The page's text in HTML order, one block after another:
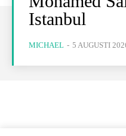
Istanbul
MICHAEL - 5 AUGUSTI